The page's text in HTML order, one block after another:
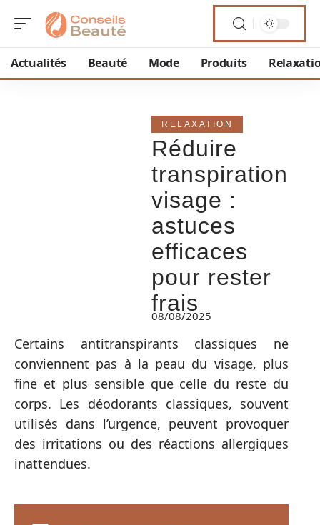
Actualités Beauté Mode Produits
RELAXATION
Réduire
transpiration
visage :
astuces
efficaces
pour rester
frais
08/08/2025
Certains antitranspirants classiques ne
conviennent pas à la peau du visage, plus
fine et plus sensible que celle du reste du
corps. Les déodorants classiques, souvent
utilisés dans l’urgence, peuvent provoquer
des irritations ou des réactions allergiques
inattendues.